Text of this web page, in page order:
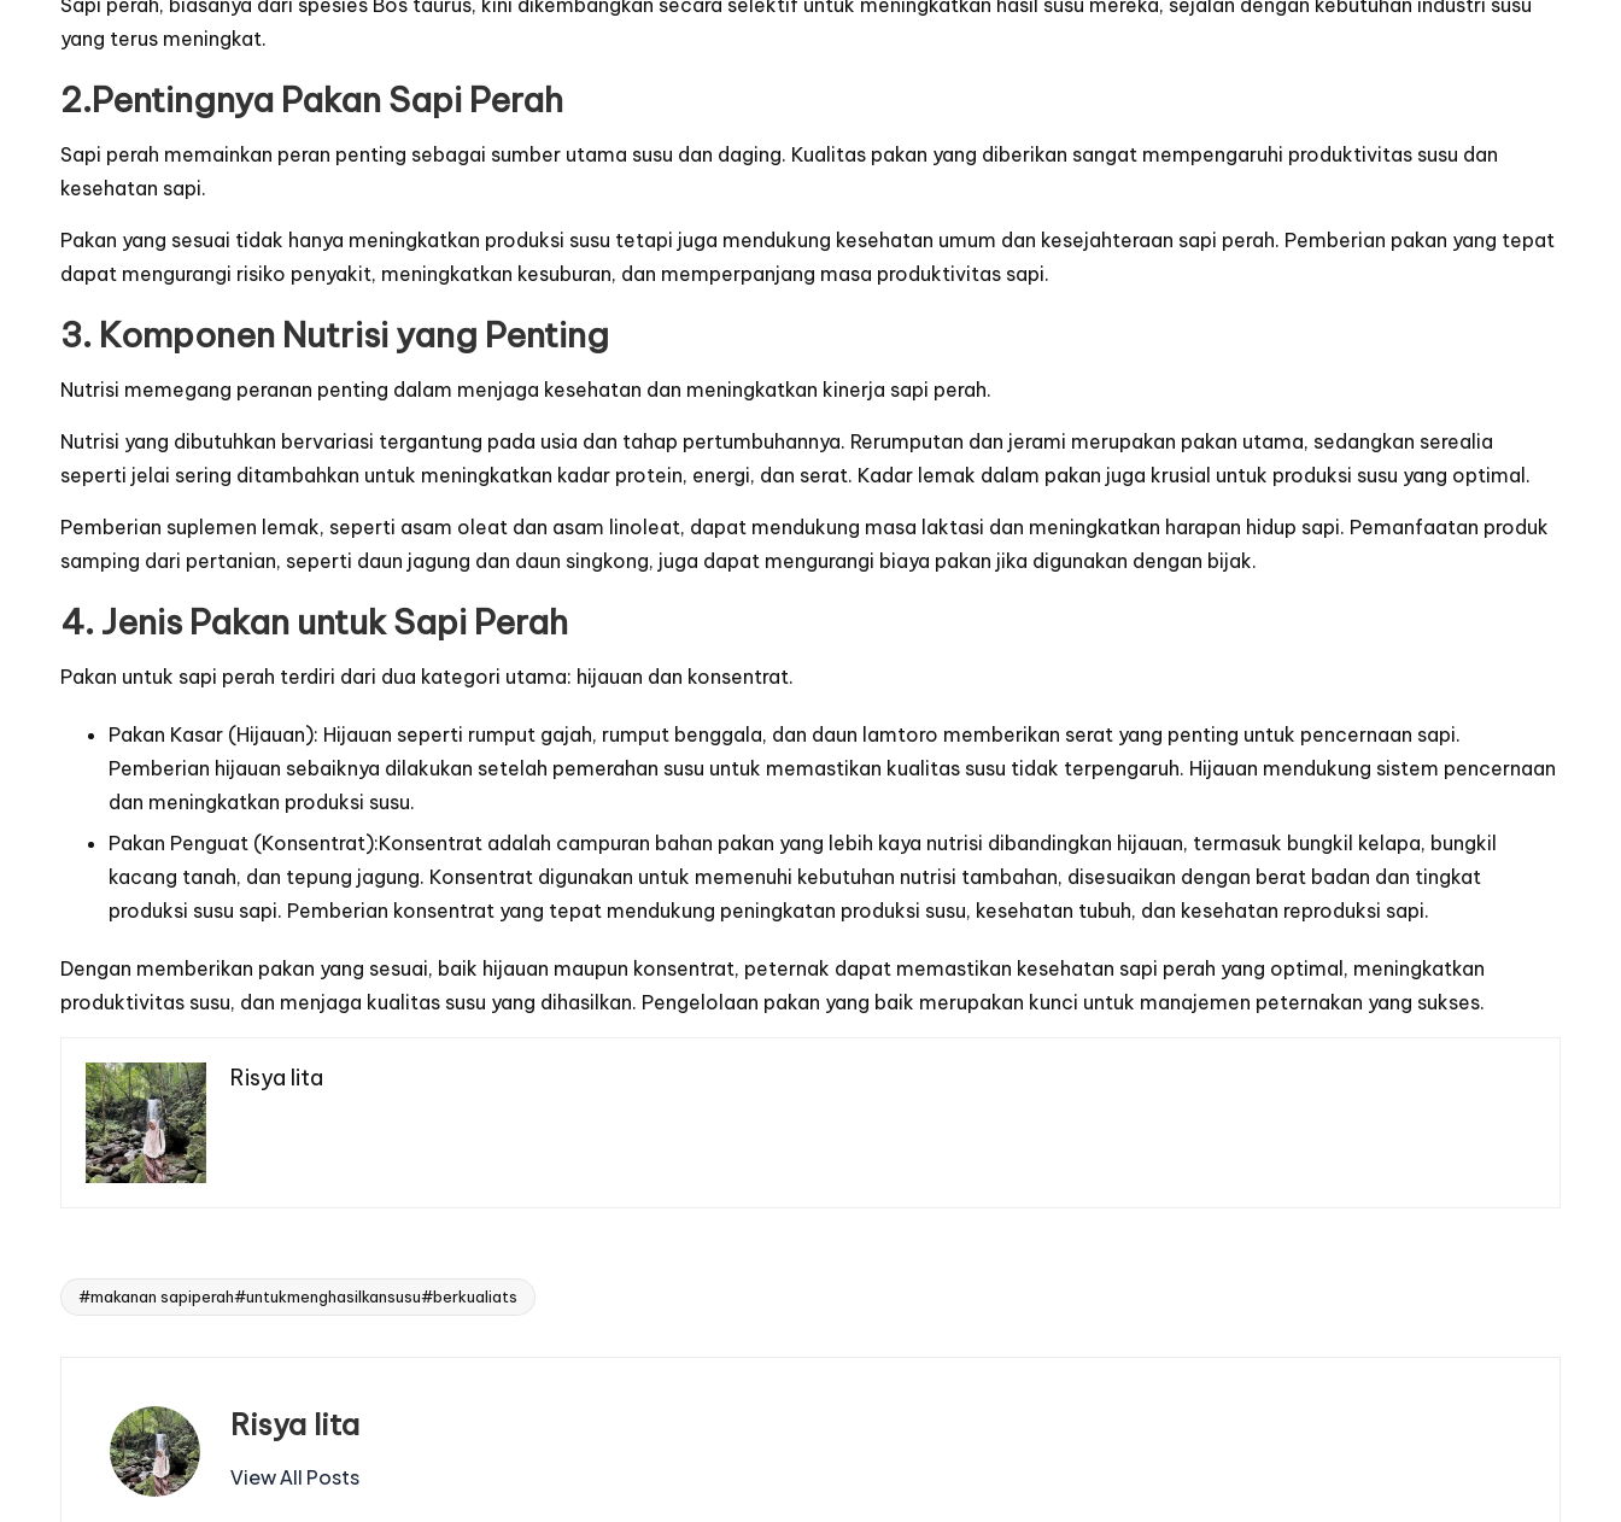
yang terus meningkat.
2.Pentingnya Pakan Sapi Perah
Sapi perah memainkan peran penting sebagai sumber utama susu dan daging. Kualitas pakan yang diberikan sangat mempengaruhi produktivitas susu dan
kesehatan sapi.
Pakan yang sesuai tidak hanya meningkatkan produksi susu tetapi juga mendukung kesehatan umum dan kesejahteraan sapi perah. Pemberian pakan yang tepat
dapat mengurangi risiko penyakit, meningkatkan kesuburan, dan memperpanjang masa produktivitas sapi.
3. Komponen Nutrisi yang Penting
Nutrisi memegang peranan penting dalam menjaga kesehatan dan meningkatkan kinerja sapi perah.
Nutrisi yang dibutuhkan bervariasi tergantung pada usia dan tahap pertumbuhannya. Rerumputan dan jerami merupakan pakan utama, sedangkan serealia
seperti jelai sering ditambahkan untuk meningkatkan kadar protein, energi, dan serat. Kadar lemak dalam pakan juga krusial untuk produksi susu yang optimal.
Pemberian suplemen lemak, seperti asam oleat dan asam linoleat, dapat mendukung masa laktasi dan meningkatkan harapan hidup sapi. Pemanfaatan produk
samping dari pertanian, seperti daun jagung dan daun singkong, juga dapat mengurangi biaya pakan jika digunakan dengan bijak.
4. Jenis Pakan untuk Sapi Perah
Pakan untuk sapi perah terdiri dari dua kategori utama: hijauan dan konsentrat.
Pakan Kasar (Hijauan): Hijauan seperti rumput gajah, rumput benggala, dan daun lamtoro memberikan serat yang penting untuk pencernaan sapi.
Pemberian hijauan sebaiknya dilakukan setelah pemerahan susu untuk memastikan kualitas susu tidak terpengaruh. Hijauan mendukung sistem pencernaan
dan meningkatkan produksi susu.
Pakan Penguat (Konsentrat):Konsentrat adalah campuran bahan pakan yang lebih kaya nutrisi dibandingkan hijauan, termasuk bungkil kelapa, bungkil
kacang tanah, dan tepung jagung. Konsentrat digunakan untuk memenuhi kebutuhan nutrisi tambahan, disesuaikan dengan berat badan dan tingkat
produksi susu sapi. Pemberian konsentrat yang tepat mendukung peningkatan produksi susu, kesehatan tubuh, dan kesehatan reproduksi sapi.
Dengan memberikan pakan yang sesuai, baik hijauan maupun konsentrat, peternak dapat memastikan kesehatan sapi perah yang optimal, meningkatkan
produktivitas susu, dan menjaga kualitas susu yang dihasilkan. Pengelolaan pakan yang baik merupakan kunci untuk manajemen peternakan yang sukses.
Risya lita
Tags:
#makanan sapiperah#untukmenghasilkansusu#berkualiats
Risya lita
View All Posts